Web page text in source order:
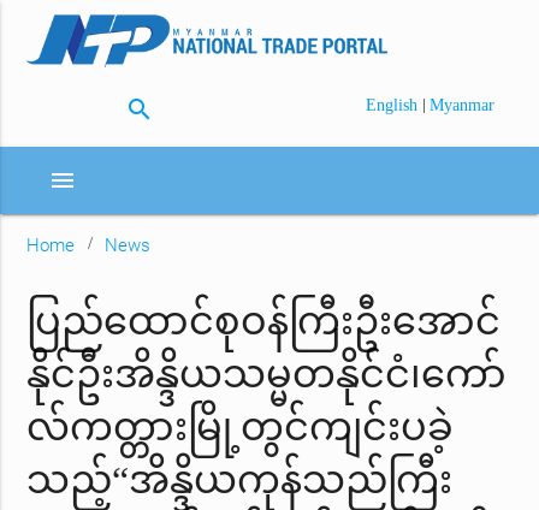
search English | Myanmar
menu
Home News
ပြည်ထောင်စုဝန်ကြီးဦးအောင်
နိုင်ဦးအိန္ဒိယသမ္မတနိုင်ငံ၊ကော်
လ်ကတ္တားမြို့တွင်ကျင်းပခဲ့
သည့်“အိန္ဒိယကုန်သည်ကြီး